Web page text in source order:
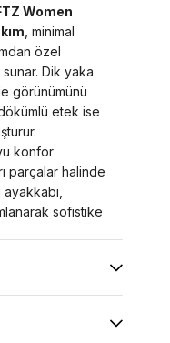
Women
, minimal
özel
Dik yaka
görünümünü
etek ise
konfor
parçalar halinde
sofistike